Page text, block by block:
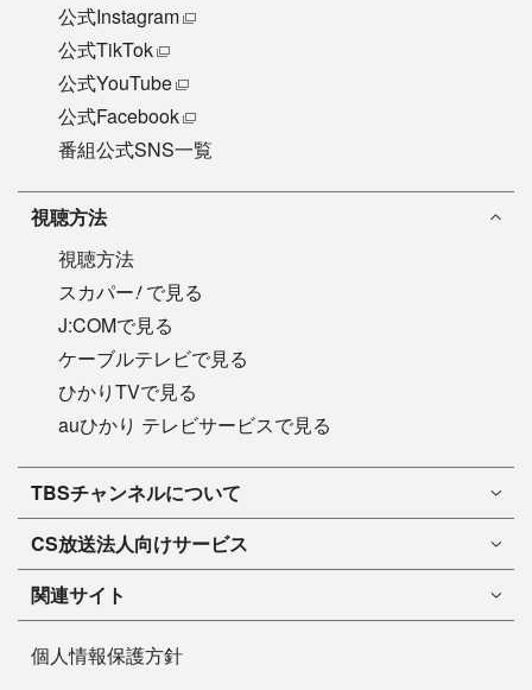
公式Instagram
公式TikTok
公式YouTube
公式Facebook
番組公式SNS一覧
視聴方法
視聴方法
スカパー!で見る
J:COMで見る
ケーブルテレビで見る
ひかりTVで見る
auひかり テレビサービスで見る
TBSチャンネル1
TBSチャンネル2
マンスリーガイド［PDF］
TBSチャンネルについて
TBSチャンネルについて
FAQ・よくあるご質問
インフォメーション
プレゼント
CS放送法人向けサービス
法人向けサービスについて
TBSチャンネル1
TBSチャンネル2
今月放送
ドラマ
バラエティ
音楽
関連サイト
BS-TBS
個人情報保護方針